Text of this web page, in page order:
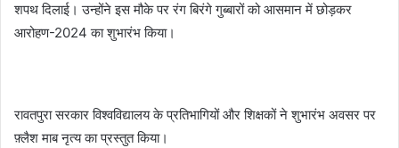
शपथ दिलाई। उन्होंने इस मौके पर रंग बिरंगे गुब्बारों को आसमान में छोड़कर
आरोहण-2024 का शुभारंभ किया।
रावतपुरा सरकार विश्वविद्यालय के प्रतिभागियों और शिक्षकों ने शुभारंभ अवसर पर
फ़्लैश माब नृत्य का प्रस्तुत किया।